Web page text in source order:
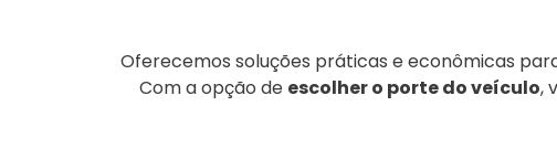
Oferecemos soluções práticas e econômicas
Com a opção de escolher o porte do veículo,